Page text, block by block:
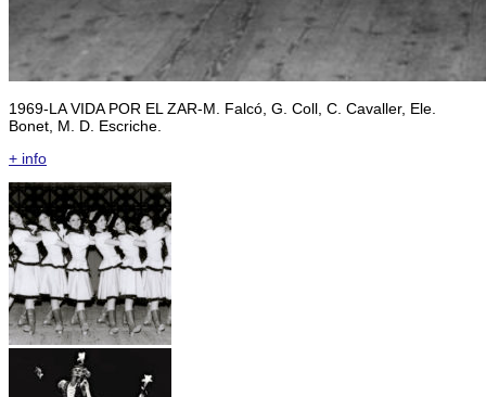
1969-LA VIDA POR EL ZAR-M. Falcó, G. Coll, C. Cavaller, Ele.
Bonet, M. D. Escriche.
+ info